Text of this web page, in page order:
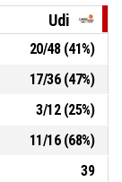
P4 00:26
00:29
, Palla Persa
Udi
20/48(41%)
17/36(47%)
3/12(25%)
11/16(68%)
39